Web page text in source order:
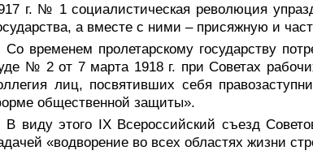
г. № 1 социалистическая революция
а вместе с ними – присяжную и
Со временем пролетарскому государству
№ 2 от 7 марта 1918 г. при Советах
лиц, посвятивших себя
общественной защиты».
В виду этого IX Всероссийский съезд
«водворение во всех областях жизни